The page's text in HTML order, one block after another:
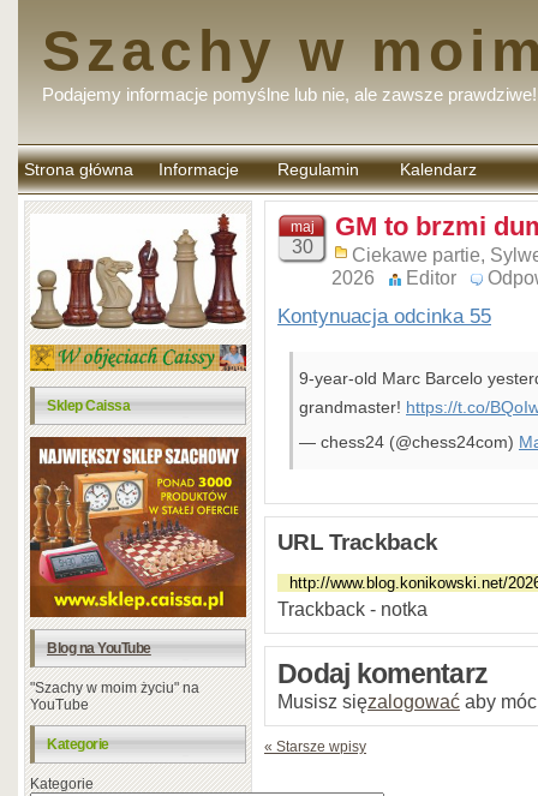
Szachy w
Podajemy informacje pomyślne lub nie, ale zawsze prawdziwe!
Strona główna Informacje Regulamin
komentarzy
Kalendarz
Sklep Caissa
Blog na YouTube
"Szachy w moim życiu" na
YouTube
Kategorie
Kategorie
maj
30
GM to brzmi
Ciekawe partie,
2026
Editor
Kontynuacja odcinka 55
9-year-old Marc Barcelo
grandmaster! https://t.co/
— chess24 (@chess24com)
URL Trackback
Trackback - notka
Dodaj komentarz
Musisz sięzalogować aby
« Starsze wpisy